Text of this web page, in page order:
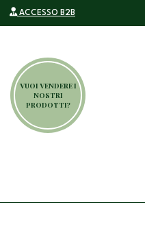
ACCESSO B2B
VUOI VENDERE I
NOSTRI
PRODOTTI?